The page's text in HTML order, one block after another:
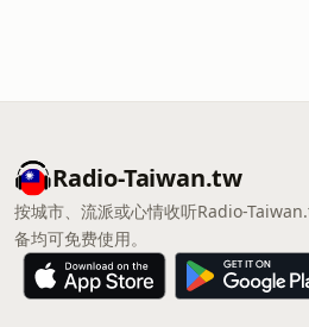
Radio-Taiwan.tw
按城市、流派或心情收听Radio-
备均可免费使用。